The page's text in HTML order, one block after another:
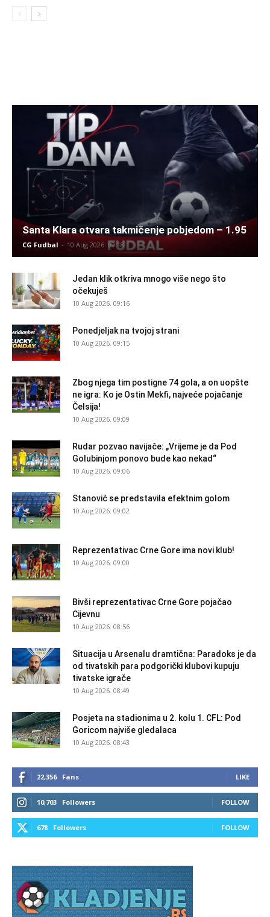
Santa Klara otvara takmičenje pobjedom – 1.95
CG Fudbal - 10 Aug 2026. 09:18
Jedan klik otkriva mnogo više nego što
očekuješ
10 Aug 2026. 09:16
Ponedjeljak na tvojoj strani
10 Aug 2026. 09:15
Zbog njega tim postigne 74 gola, a on uopšte
ne igra: Ko je Ostin Mekfi, najveće pojačanje
Čelsija!
10 Aug 2026. 09:09
Rudar pozvao navijače: „Vrijeme je da Pod
Golubinjom ponovo bude kao nekad“
10 Aug 2026. 09:06
Stanović se predstavila efektnim golom
10 Aug 2026. 09:02
Reprezentativac Crne Gore ima novi klub!
10 Aug 2026. 09:00
Bivši reprezentativac Crne Gore pojačao
Cijevnu
10 Aug 2026. 08:56
Situacija u Arsenalu dramtična: Paradoks je da
od tivatskih para podgorički klubovi kupuju
tivatske igrače
10 Aug 2026. 08:49
Posjeta na stadionima u 2. kolu 1. CFL: Pod
Goricom najviše gledalaca
10 Aug 2026. 08:43
22,356 Fans LIKE
10,703 Followers FOLLOW
678 Followers FOLLOW